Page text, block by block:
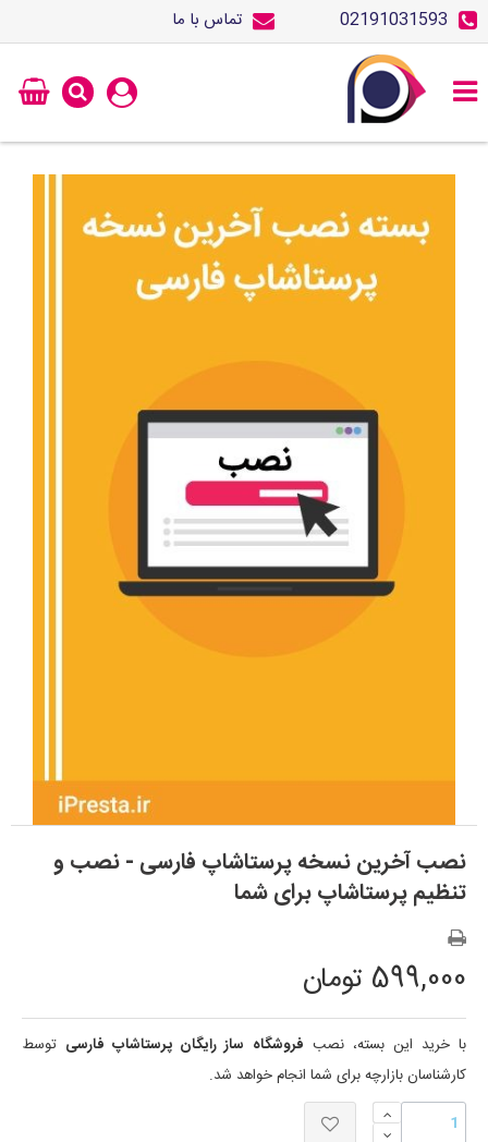
02191031593 تماس با ما
نصب آخرین نسخه پرستاشاپ فارسی - نصب و
تنظیم پرستاشاپ برای شما
599,000 تومان
با خرید این بسته، نصب فروشگاه ساز رایگان پرستاشاپ فارسی توسط
کارشناسان بازارچه برای شما انجام خواهد شد.